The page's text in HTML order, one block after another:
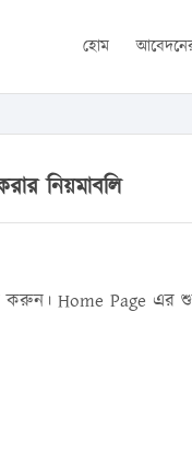
হোম
নিয়মাবলি
Home Page এর